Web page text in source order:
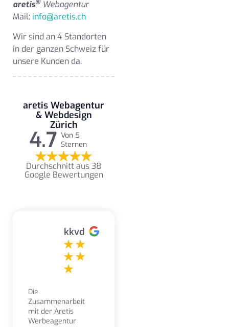
aretis® Webagentur
Mail: info@aretis.ch
Wir sind an 4 Standorten
in der ganzen Schweiz für
unsere Kunden da.
aretis Webagentur
& Webdesign
Zürich
4.7 Von 5
Sternen
Durchschnitt aus 38
Google Bewertungen
kkvd
Die
Zusammenarbeit
mit der Aretis
Werbeagentur